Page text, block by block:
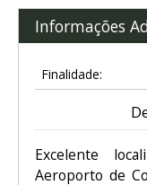
Informações
Finalidade:
Excelente
Aeroporto de